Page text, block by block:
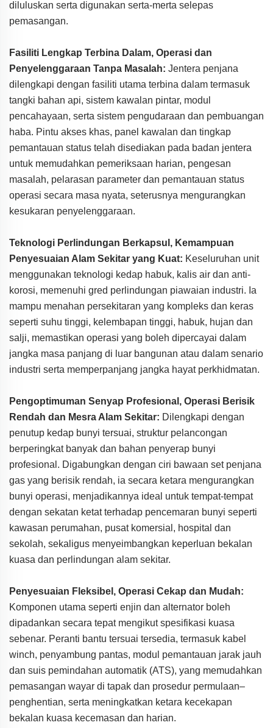
diluluskan serta digunakan serta-merta selepas
pemasangan.
Fasiliti Lengkap Terbina Dalam, Operasi dan
Penyelenggaraan Tanpa Masalah: Jentera penjana
dilengkapi dengan fasiliti utama terbina dalam termasuk
tangki bahan api, sistem kawalan pintar, modul
pencahayaan, serta sistem pengudaraan dan pembuangan
haba. Pintu akses khas, panel kawalan dan tingkap
pemantauan status telah disediakan pada badan jentera
untuk memudahkan pemeriksaan harian, pengesan
masalah, pelarasan parameter dan pemantauan status
operasi secara masa nyata, seterusnya mengurangkan
kesukaran penyelenggaraan.
Teknologi Perlindungan Berkapsul, Kemampuan
Penyesuaian Alam Sekitar yang Kuat: Keseluruhan unit
menggunakan teknologi kedap habuk, kalis air dan anti-
korosi, memenuhi gred perlindungan piawaian industri. Ia
mampu menahan persekitaran yang kompleks dan keras
seperti suhu tinggi, kelembapan tinggi, habuk, hujan dan
salji, memastikan operasi yang boleh dipercayai dalam
jangka masa panjang di luar bangunan atau dalam senario
industri serta memperpanjang jangka hayat perkhidmatan.
Pengoptimuman Senyap Profesional, Operasi Berisik
Rendah dan Mesra Alam Sekitar: Dilengkapi dengan
penutup kedap bunyi tersuai, struktur pelancongan
berperingkat banyak dan bahan penyerap bunyi
profesional. Digabungkan dengan ciri bawaan set penjana
gas yang berisik rendah, ia secara ketara mengurangkan
bunyi operasi, menjadikannya ideal untuk tempat-tempat
dengan sekatan ketat terhadap pencemaran bunyi seperti
kawasan perumahan, pusat komersial, hospital dan
sekolah, sekaligus menyeimbangkan keperluan bekalan
kuasa dan perlindungan alam sekitar.
Penyesuaian Fleksibel, Operasi Cekap dan Mudah:
Komponen utama seperti enjin dan alternator boleh
dipadankan secara tepat mengikut spesifikasi kuasa
sebenar. Peranti bantu tersuai tersedia, termasuk kabel
winch, penyambung pantas, modul pemantauan jarak jauh
dan suis pemindahan automatik (ATS), yang memudahkan
pemasangan wayar di tapak dan prosedur permulaan–
penghentian, serta meningkatkan ketara kecekapan
bekalan kuasa kecemasan dan harian.